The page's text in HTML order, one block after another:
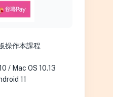
操作本課程
/ Mac OS 10.13
11